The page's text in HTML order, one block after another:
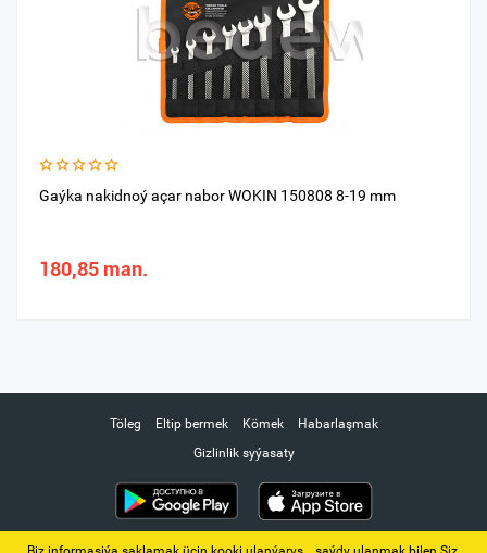
Gaýka nakidnoý açar nabor WOKIN 150808 8-19 mm
180,85 man.
Töleg Eltip bermek Kömek
Habarlaşmak
Gizlinlik syýasaty